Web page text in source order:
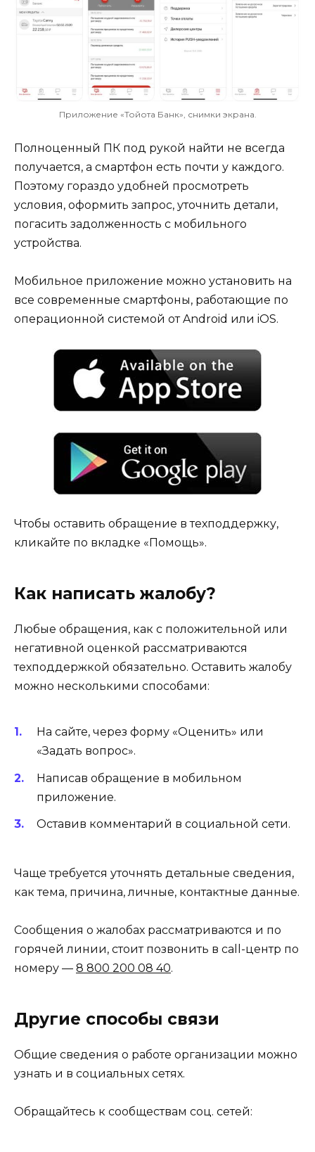
Приложение «Тойота Банк», снимки экрана.
Полноценный ПК под рукой найти не всегда
получается, а смартфон есть почти у каждого.
Поэтому гораздо удобней просмотреть
условия, оформить запрос, уточнить детали,
погасить задолженность с мобильного
устройства.
Мобильное приложение можно установить на
все современные смартфоны, работающие по
операционной системой от Android или iOS.
Чтобы оставить обращение в техподдержку,
кликайте по вкладке «Помощь».
Как написать жалобу?
Любые обращения, как с положительной или
негативной оценкой рассматриваются
техподдержкой обязательно. Оставить жалобу
можно несколькими способами:
На сайте, через форму «Оценить» или
«Задать вопрос».
Написав обращение в мобильном
приложение.
Оставив комментарий в социальной сети.
Чаще требуется уточнять детальные сведения,
как тема, причина, личные, контактные данные.
Сообщения о жалобах рассматриваются и по
горячей линии, стоит позвонить в call-центр по
номеру — 8 800 200 08 40.
Другие способы связи
Общие сведения о работе организации можно
узнать и в социальных сетях.
Обращайтесь к сообществам соц. сетей: